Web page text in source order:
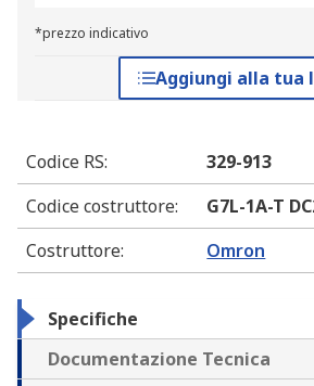
*prezzo indicativo
Aggiungi alla tua
Codice RS:
329-913
Codice costruttore:
G7L-1A-T
Costruttore: Omron
Specifiche
Documentazione Tecnica